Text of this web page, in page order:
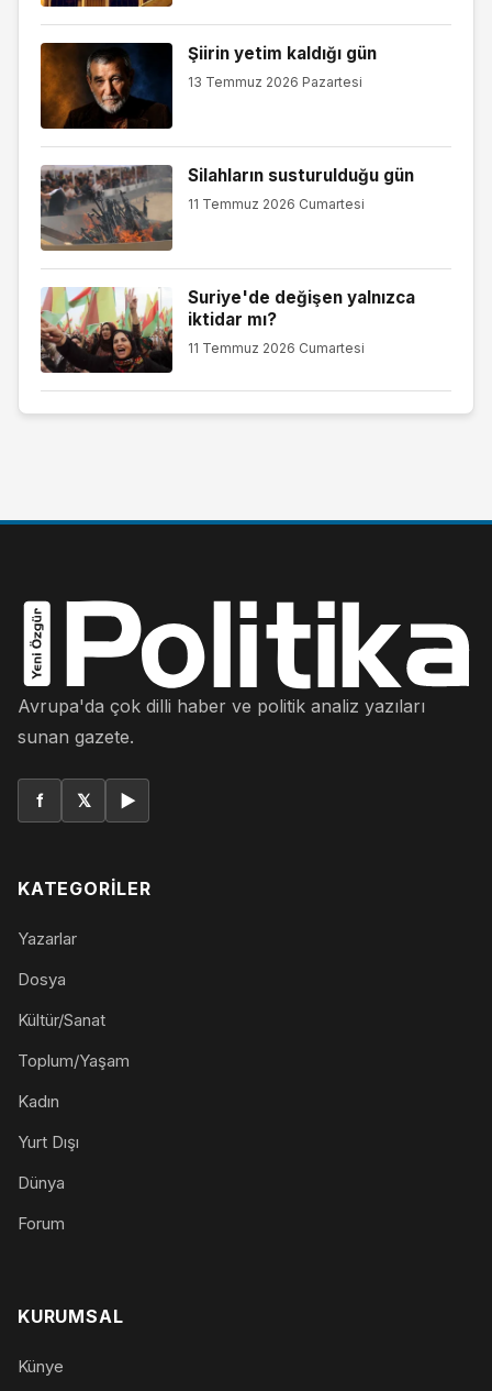
Şiirin yetim kaldığı gün
13 Temmuz 2026 Pazartesi
Silahların susturulduğu gün
11 Temmuz 2026 Cumartesi
Suriye'de değişen yalnızca
iktidar mı?
11 Temmuz 2026 Cumartesi
Avrupa'da çok dilli haber ve politik analiz yazıları
sunan gazete.
f 𝕏 ▶
KATEGORILER
Yazarlar
Dosya
Kültür/Sanat
Toplum/Yaşam
Kadın
Yurt Dışı
Dünya
Forum
KURUMSAL
Künye